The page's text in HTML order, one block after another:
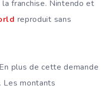
franchise. Nintendo et
reproduit sans
plus de cette demande
Les montants